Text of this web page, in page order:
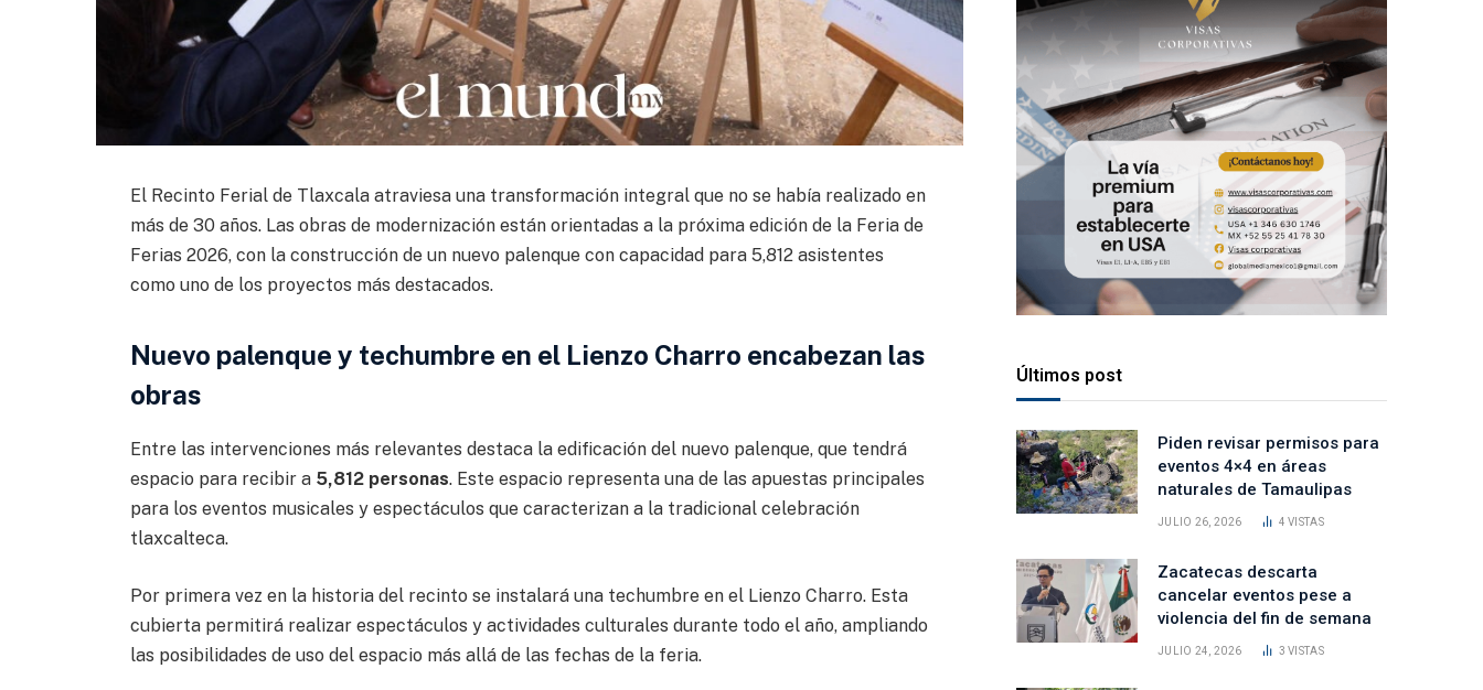
El Recinto Ferial de Tlaxcala atraviesa una transformación integral que no se había realizado en
más de 30 años. Las obras de modernización están orientadas a la próxima edición de la Feria de
Ferias 2026, con la construcción de un nuevo palenque con capacidad para 5,812 asistentes
como uno de los proyectos más destacados.
Nuevo palenque y techumbre en el Lienzo Charro encabezan las
obras
Entre las intervenciones más relevantes destaca la edificación del nuevo palenque, que tendrá
espacio para recibir a 5,812 personas. Este espacio representa una de las apuestas principales
para los eventos musicales y espectáculos que caracterizan a la tradicional celebración
tlaxcalteca.
Por primera vez en la historia del recinto se instalará una techumbre en el Lienzo Charro. Esta
cubierta permitirá realizar espectáculos y actividades culturales durante todo el año, ampliando
las posibilidades de uso del espacio más allá de las fechas de la feria.
Últimos post
Piden revisar permisos para
eventos 4×4 en áreas
naturales de Tamaulipas
JULIO 26, 2026 4VISTAS
Zacatecas descarta
cancelar eventos pese a
violencia del fin de semana
JULIO 24, 2026 3VISTAS